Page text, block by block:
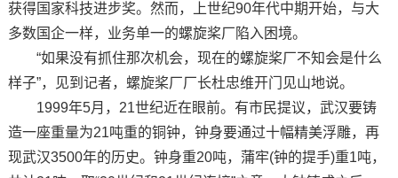
获得国家科技进步奖。然而，上世纪90年代中期开始，与大
多数国企一样，业务单一的螺旋桨厂陷入困境。
“如果没有抓住那次机会，现在的螺旋桨厂不知会是什么
样子”，见到记者，螺旋桨厂厂长杜忠维开门见山地说。
1999年5月，21世纪近在眼前。有市民提议，武汉要铸
造一座重量为21吨重的铜钟，钟身要通过十幅精美浮雕，再
现武汉3500年的历史。钟身重20吨，蒲牢(钟的提手)重1吨，